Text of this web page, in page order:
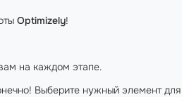
Optimizely!
на каждом этапе.
Выберите нужный элемент для